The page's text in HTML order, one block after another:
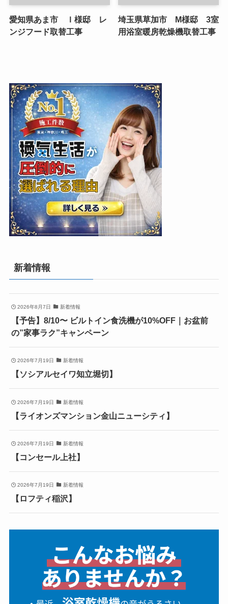
愛知県あま市 Ｉ様邸 レ
ンジフード取替工事
埼玉県草加市 M様邸 3室
用浴室暖房乾燥機取替工事
新着情報
2026年8月7日 新着情報
【予告】8/10〜 ビルトイン食洗機が10%OFF｜お盆前
の”家事ラク”キャンペーン
2026年7月19日 新着情報
【ソシアルセイワ知立堀切】
2026年7月19日 新着情報
【ライオンズマンション金山ニューシティ】
2026年7月19日 新着情報
【コンセール上社】
2026年7月19日 新着情報
【ロフティ稲沢】